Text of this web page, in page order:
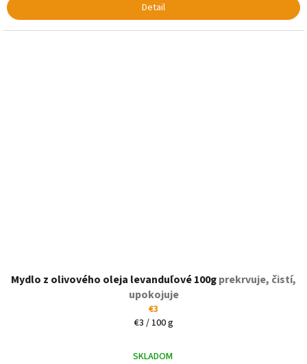
Detail
Mydlo z olivového oleja levanduľové 100gprekrvuje, čistí,
upokojuje
€3
Jednotková
€3 / 100 g
SKLADOM